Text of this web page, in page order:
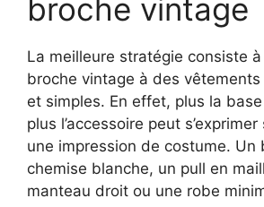
broche vintage
La meilleure stratégie consiste
broche vintage à des
et simples. En effet, plus la
plus l’accessoire peut
une impression de costume. Un
chemise blanche, un pull en
manteau droit ou une robe